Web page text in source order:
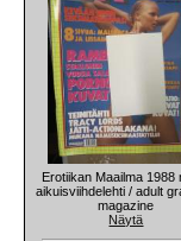
Erotiikan Maailma 1988
aikuisviihdelehti / adult
magazine
Näytä